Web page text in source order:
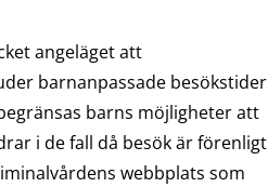
angeläget att
barnanpassade besökstider
barns möjligheter att
i de fall då besök är förenligt
webbplats som